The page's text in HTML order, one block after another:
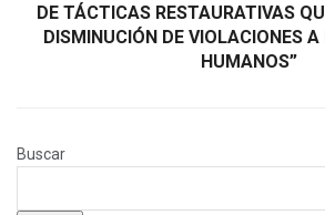
DE TÁCTICAS RESTAURATIVAS
DISMINUCIÓN DE VIOLACIONES A
HUMANOS”
Buscar